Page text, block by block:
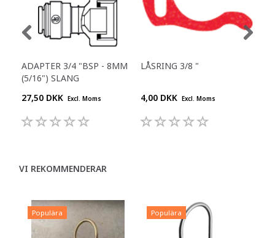
ADAPTER 3/4 "BSP - 8MM
(5/16") SLANG
27,50 DKK Excl. Moms
LÅSRING 3/8 "
4,00 DKK Excl. Moms
VI REKOMMENDERAR
Populära Populära